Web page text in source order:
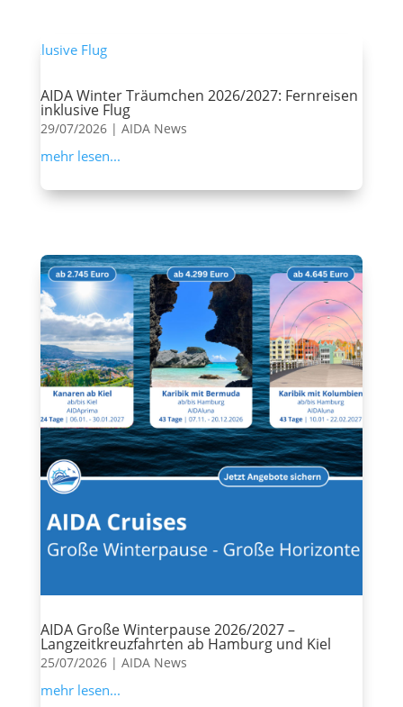
AIDA Winter Träumchen 2026/2027: Fernreisen
inklusive Flug
29/07/2026| AIDA News
mehr lesen...
AIDA Große Winterpause 2026/2027 –
Langzeitkreuzfahrten ab Hamburg und Kiel
25/07/2026| AIDA News
mehr lesen...